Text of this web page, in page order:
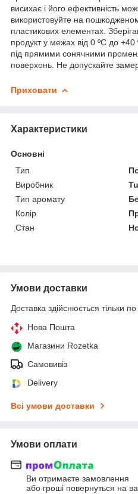
висихає і його ефективність
використовуйте на
пластикових елементах.
продукт у межах від 0 ºC до
під прямими сонячними
поверхонь. Не допускайте
Приховати
Характеристики
Основні
Тип
Виробник
Тип аромату
Колір
Стан
Умови доставки
Доставка здійснюється тільки
Нова Пошта
Магазини Rozetka
Самовивіз
Delivery
Всі умови доставки
Умови оплати
Ви отримаєте замовлення
або гроші повернуться на